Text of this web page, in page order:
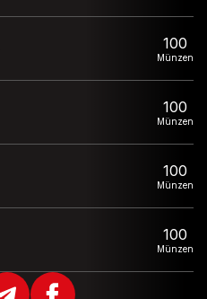
100
Münzen
100
Münzen
100
Münzen
100
Münzen